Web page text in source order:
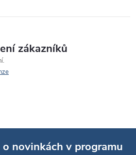
zákazníků
novinkách v programu